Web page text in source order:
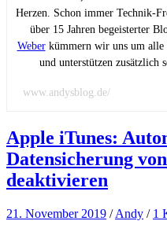
Herzen. Schon immer Technik-
über 15 Jahren begeisterter
Weberkümmern wir uns um alle
und unterstützen zusätzlich
www.andysblog.de/
Apple iTunes:
Datensicherung
deaktivieren
21. November 2019 /Andy / 1